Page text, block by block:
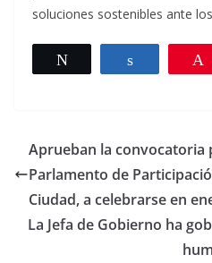
soluciones sostenibles ante
Compartir
Aprueban la convocatoria
Parlamento de
Ciudad, a celebrarse en
La Jefa de Gobierno ha